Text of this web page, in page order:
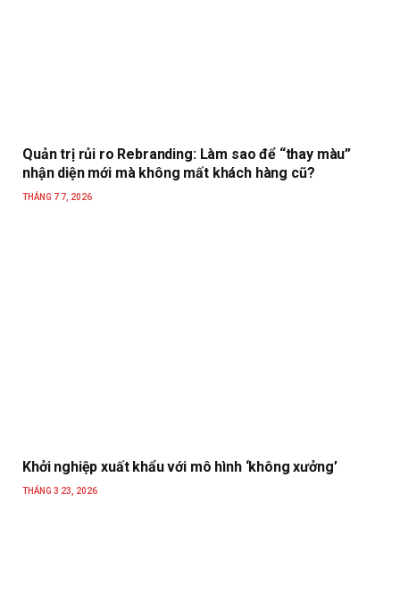
Quản trị rủi ro Rebranding: Làm sao để “thay màu”
nhận diện mới mà không mất khách hàng cũ?
THÁNG 7 7, 2026
Khởi nghiệp xuất khẩu với mô hình ‘không xưởng’
THÁNG 3 23, 2026